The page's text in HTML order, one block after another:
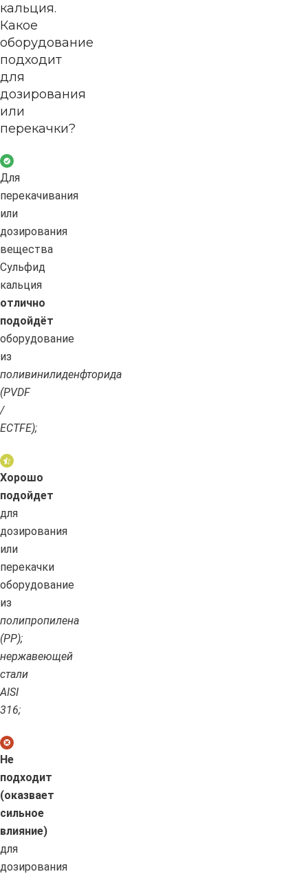
кальция.
Какое
оборудование
подходит
для
дозирования
или
перекачки?
Для
перекачивания
или
дозирования
вещества
Сульфид
кальция
отлично
подойдёт
оборудование
из
поливинилиденфторида
(PVDF
/
ECTFE);
Хорошо
подойдет
для
дозирования
или
перекачки
оборудование
из
полипропилена
(PP);
нержавеющей
стали
AISI
316;
Не
подходит
(оказвает
сильное
влияние)
для
дозирования